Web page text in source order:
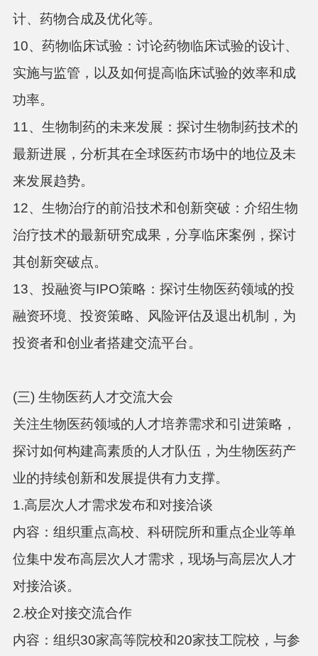
计、药物合成及优化等。
10、药物临床试验：讨论药物临床试验的设计、
实施与监管，以及如何提高临床试验的效率和成
功率。
11、生物制药的未来发展：探讨生物制药技术的
最新进展，分析其在全球医药市场中的地位及未
来发展趋势。
12、生物治疗的前沿技术和创新突破：介绍生物
治疗技术的最新研究成果，分享临床案例，探讨
其创新突破点。
13、 投融资与IPO策略：探讨生物医药领域的投
融资环境、投资策略、风险评估及退出机制，为
投资者和创业者搭建交流平台。
(三) 生物医药人才交流大会
关注生物医药领域的人才培养需求和引进策略，
探讨如何构建高素质的人才队伍，为生物医药产
业的持续创新和发展提供有力支撑。
1.高层次人才需求发布和对接洽谈
内容：组织重点高校、科研院所和重点企业等单
位集中发布高层次人才需求，现场与高层次人才
对接洽谈。
2.校企对接交流合作
内容：组织30家高等院校和20家技工院校，与参